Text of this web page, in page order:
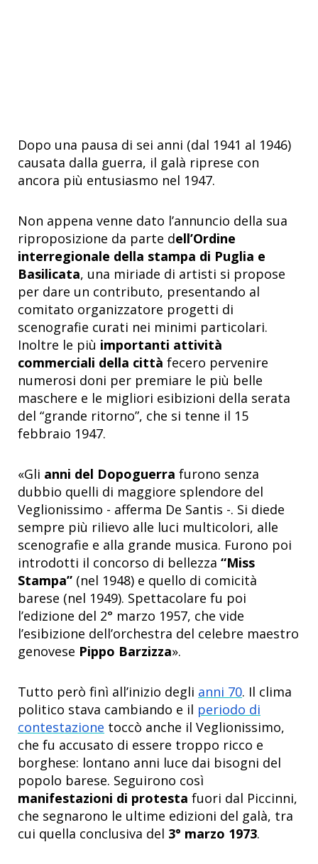
Dopo una pausa di sei anni (dal 1941 al 1946)
causata dalla guerra, il galà riprese con
ancora più entusiasmo nel 1947.
Non appena venne dato l’annuncio della sua
riproposizione da parte dell’Ordine
interregionale della stampa di Puglia e
Basilicata, una miriade di artisti si propose
per dare un contributo, presentando al
comitato organizzatore progetti di
scenografie curati nei minimi particolari.
Inoltre le più importanti attività
commerciali della città fecero pervenire
numerosi doni per premiare le più belle
maschere e le migliori esibizioni della serata
del “grande ritorno”, che si tenne il 15
febbraio 1947.
«Gli anni del Dopoguerra furono senza
dubbio quelli di maggiore splendore del
Veglionissimo - afferma De Santis -. Si diede
sempre più rilievo alle luci multicolori, alle
scenografie e alla grande musica. Furono poi
introdotti il concorso di bellezza “Miss
Stampa” (nel 1948) e quello di comicità
barese (nel 1949). Spettacolare fu poi
l’edizione del 2° marzo 1957, che vide
l’esibizione dell’orchestra del celebre maestro
genovese Pippo Barzizza».
Tutto però finì all’inizio degli anni 70. Il clima
politico stava cambiando e il periodo di
contestazione toccò anche il Veglionissimo,
che fu accusato di essere troppo ricco e
borghese: lontano anni luce dai bisogni del
popolo barese. Seguirono così
manifestazioni di protesta fuori dal Piccinni,
che segnarono le ultime edizioni del galà, tra
cui quella conclusiva del 3° marzo 1973.